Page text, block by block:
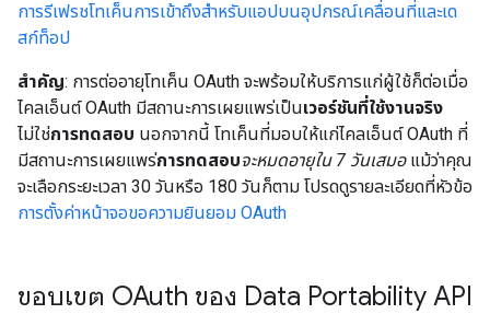
การรีเฟรชโทเค็นการเข้าถึงสําหรับแอปบนอุปกรณ์เคลื่อนที่และเด
สก์ท็อป
สำคัญ: การต่ออายุโทเค็น OAuth จะพร้อมให้บริการแก่ผู้ใช้ก็ต่อเมื่อ
ไคลเอ็นต์ OAuth มีสถานะการเผยแพร่เป็นเวอร์ชันที่ใช้งานจริง
ไม่ใช่การทดสอบ นอกจากนี้ โทเค็นที่มอบให้แก่ไคลเอ็นต์ OAuth ที่
มีสถานะการเผยแพร่การทดสอบจะหมดอายุใน 7 วันเสมอแม้ว่าคุณ
จะเลือกระยะเวลา 30 วันหรือ 180 วันก็ตาม โปรดดูรายละเอียดที่หัวข้อ
การตั้งค่าหน้าจอขอความยินยอม OAuth
ขอบเขต OAuth ของ Data Portability API